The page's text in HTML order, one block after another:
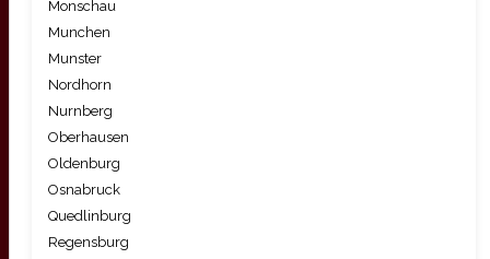
Monschau
Munchen
Munster
Nordhorn
Nurnberg
Oberhausen
Oldenburg
Osnabruck
Quedlinburg
Regensburg